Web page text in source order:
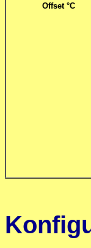
Offset °C